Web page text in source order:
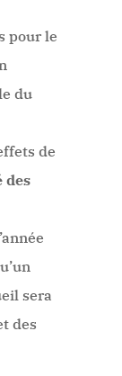
pour le
du
de
des
sera
des